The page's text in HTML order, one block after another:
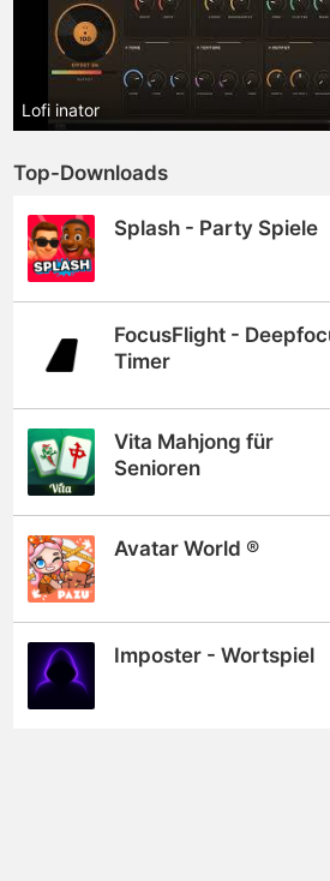
Lofi inator
Top-Downloads
Splash - Party Spiele
FocusFlight -
Timer
Vita Mahjong für
Senioren
Avatar World ®
Imposter - Wortspiel